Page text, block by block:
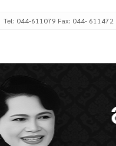
Tel: 044-611079 Fax: 044- 611472